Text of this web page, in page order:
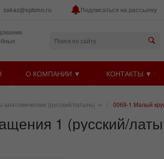
zakaz@spbmn.ru Подписаться на рассылку
О КОМПАНИИ ▼ КОНТАКТЫ ▼
анатомические (русский/латынь) / 0069-1 Малый
1 (русский/